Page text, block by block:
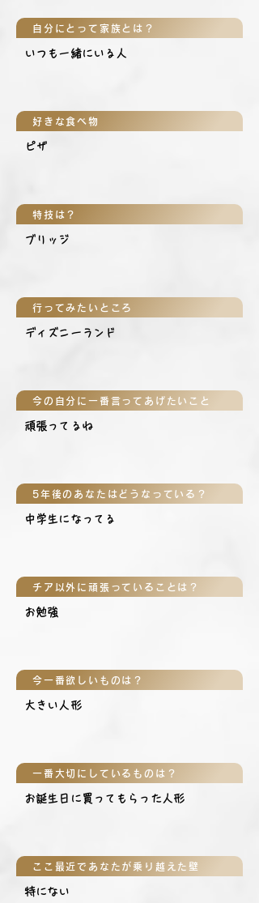
自分にとって家族とは？
いつも一緒にいる人
好きな食べ物
ピザ
特技は？
ブリッジ
行ってみたいところ
ディズニーランド
今の自分に一番言ってあげたいこと
頑張ってるね
5年後のあなたはどうなっている？
中学生になってる
チア以外に頑張っていることは？
お勉強
今一番欲しいものは？
大きい人形
一番大切にしているものは？
お誕生日に買ってもらった人形
ここ最近であなたが乗り越えた壁
特にない